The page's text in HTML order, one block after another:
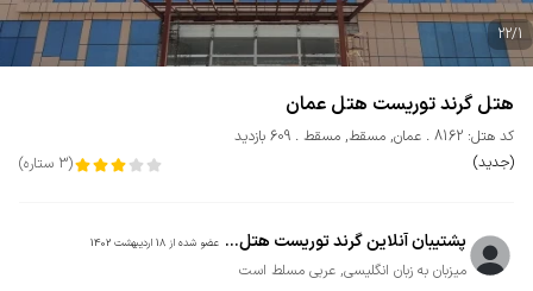
22/1
هتل گرند توریست هتل عمان
کد هتل: 8162 عمان, مسقط, مسقط
609 بازدید
(جدید)
(
3 ستاره)
پشتیبان آنلاین گرند توریست هتل... عضو شده از 18 اردیبهشت 1402
میزبان به زبان انگلیسی, عربی مسلط است